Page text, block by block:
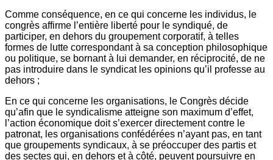
Comme conséquence, en ce qui concerne les individus, le
congrès affirme l’entière liberté pour le syndiqué, de
participer, en dehors du groupement corporatif, à telles
formes de lutte correspondant à sa conception philosophique
ou politique, se bornant à lui demander, en réciprocité, de ne
pas introduire dans le syndicat les opinions qu’il professe au
dehors ;
En ce qui concerne les organisations, le Congrès décide
qu’afin que le syndicalisme atteigne son maximum d’effet,
l’action économique doit s’exercer directement contre le
patronat, les organisations confédérées n’ayant pas, en tant
que groupements syndicaux, à se préoccuper des partis et
des sectes qui, en dehors et à côté, peuvent poursuivre en